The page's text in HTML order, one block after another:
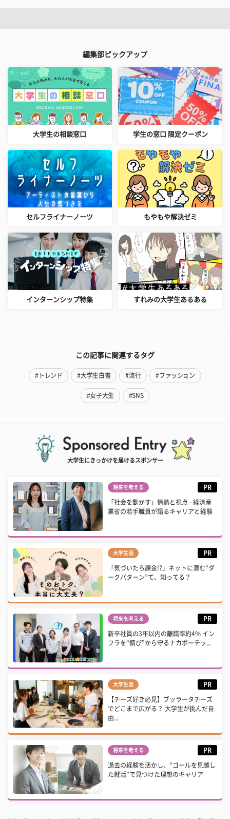
編集部ピックアップ
大学生の相談窓口 学生の窓口 限定クーポン
セルフライナーノーツ もやもや解決ゼミ
インターンシップ特集 すれみの大学生あるある
この記事に関連するタグ
#トレンド #大学生白書 #流行 #ファッション
#女子大生 #SNS
大学生にきっかけを届けるスポンサー
将来を考える PR
「社会を動かす」情熱と視点 - 経済産
業省の若手職員が語るキャリアと経験
大学生活 PR
「気づいたら課金!?」ネットに潜む“ダ
ークパターン”て、知ってる？
将来を考える PR
新卒社員の3年以内の離職率約4% イン
フラを“錆び”から守るナカボーテッ...
大学生活 PR
【チーズ好き必見】ブッラータチーズ
でどこまで広がる？ 大学生が挑んだ自
由...
将来を考える PR
過去の経験を活かし、“ゴールを見越し
た就活”で見つけた理想のキャリア